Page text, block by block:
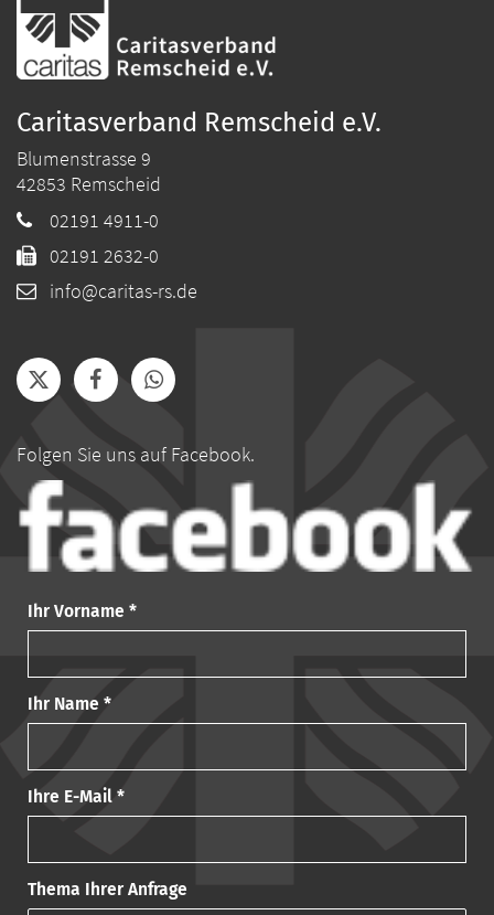
Ihr Vorname *
Ihr Name *
Ihre E-Mail *
Thema Ihrer Anfrage
Caritasverband Remscheid e.V.
Blumenstrasse 9
42853 Remscheid
02191 4911-0
02191 2632-0
info@caritas-rs.de
Folgen Sie uns auf Facebook.